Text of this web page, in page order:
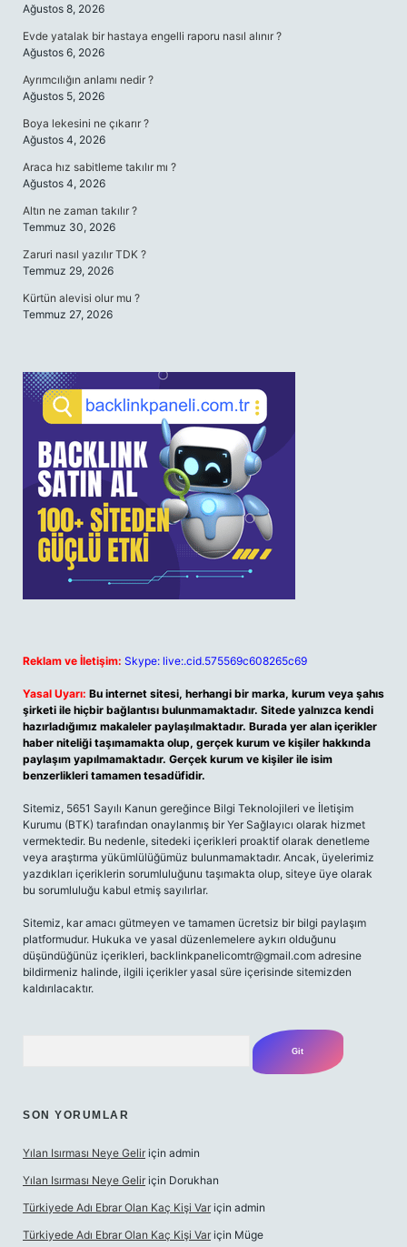
Ağustos 8, 2026
Evde yatalak bir hastaya engelli raporu nasıl alınır ?
Ağustos 6, 2026
Ayrımcılığın anlamı nedir ?
Ağustos 5, 2026
Boya lekesini ne çıkarır ?
Ağustos 4, 2026
Araca hız sabitleme takılır mı ?
Ağustos 4, 2026
Altın ne zaman takılır ?
Temmuz 30, 2026
Zaruri nasıl yazılır TDK ?
Temmuz 29, 2026
Kürtün alevisi olur mu ?
Temmuz 27, 2026
Reklam ve İletişim: Skype: live:.cid.575569c608265c69
Yasal Uyarı: Bu internet sitesi, herhangi bir marka, kurum veya şahıs
şirketi ile hiçbir bağlantısı bulunmamaktadır. Sitede yalnızca kendi
hazırladığımız makaleler paylaşılmaktadır. Burada yer alan içerikler
haber niteliği taşımamakta olup, gerçek kurum ve kişiler hakkında
paylaşım yapılmamaktadır. Gerçek kurum ve kişiler ile isim
benzerlikleri tamamen tesadüfidir.
Sitemiz, 5651 Sayılı Kanun gereğince Bilgi Teknolojileri ve İletişim
Kurumu (BTK) tarafından onaylanmış bir Yer Sağlayıcı olarak hizmet
vermektedir. Bu nedenle, sitedeki içerikleri proaktif olarak denetleme
veya araştırma yükümlülüğümüz bulunmamaktadır. Ancak, üyelerimiz
yazdıkları içeriklerin sorumluluğunu taşımakta olup, siteye üye olarak
bu sorumluluğu kabul etmiş sayılırlar.
Sitemiz, kar amacı gütmeyen ve tamamen ücretsiz bir bilgi paylaşım
platformudur. Hukuka ve yasal düzenlemelere aykırı olduğunu
düşündüğünüz içerikleri, backlinkpanelicomtr@gmail.com adresine
bildirmeniz halinde, ilgili içerikler yasal süre içerisinde sitemizden
kaldırılacaktır.
SON YORUMLAR
Yılan Isırması Neye Gelir için admin
Yılan Isırması Neye Gelir için Dorukhan
Türkiyede Adı Ebrar Olan Kaç Kişi Var için admin
Türkiyede Adı Ebrar Olan Kaç Kişi Var için Müge